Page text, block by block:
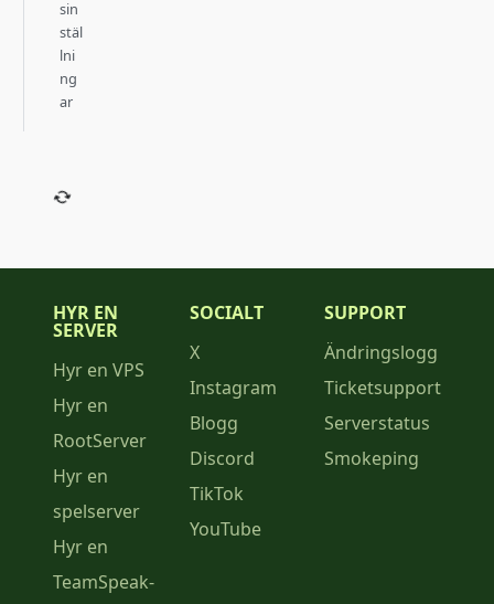
sin
stäl
lni
ng
ar
HYR EN
SERVER
Hyr en VPS
Hyr en
RootServer
Hyr en
spelserver
Hyr en
TeamSpeak-
SOCIALT
X
Instagram
Blogg
Discord
TikTok
YouTube
SUPPORT
Ändringslogg
Ticketsupport
Serverstatus
Smokeping